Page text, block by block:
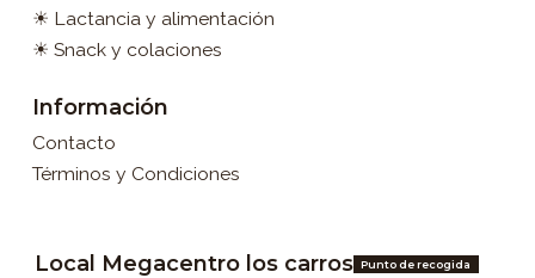
☀ Lactancia y alimentación
☀ Snack y colaciones
Información
Contacto
Términos y Condiciones
Local Megacentro los carros Punto de recogida